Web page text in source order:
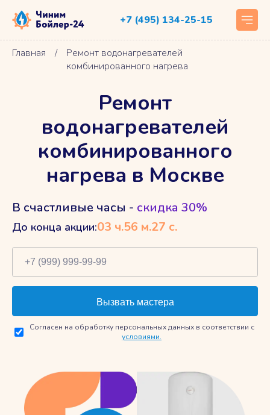
+7 (495) 134-25-15
Главная /
Ремонт водонагревателей
комбинированного нагрева
Ремонт
водонагревателей
комбинированного
нагрева в Москве
В счастливые часы - скидка 30%
До конца акции:03 ч.56 м.26 с.
Согласен на обработку персональных данных в соответствии с
условиями.